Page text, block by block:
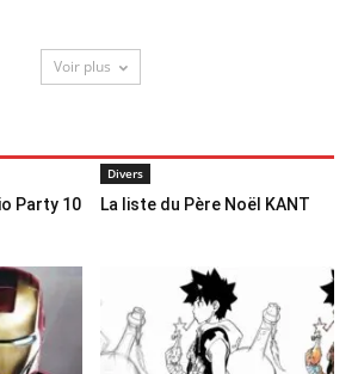
Voir plus
Party 10
Divers
La liste du Père Noël KANT